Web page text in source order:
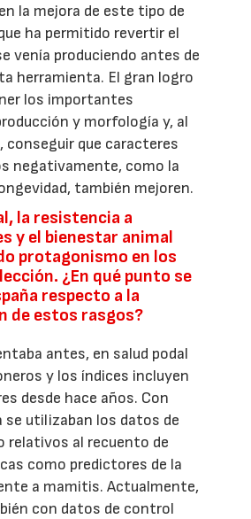
la mejora de este tipo de
ha permitido revertir el
venía produciendo antes de
herramienta. El gran logro
los importantes
y morfología y, al
conseguir que caracteres
negativamente, como la
también mejoren.
la resistencia a
y el bienestar animal
protagonismo en los
¿En qué punto se
respecto a la
de estos rasgos?
antes, en salud podal
y los índices incluyen
desde hace años. Con
se utilizaban los datos de
relativos al recuento de
como predictores de la
a mamitis. Actualmente,
con datos de control